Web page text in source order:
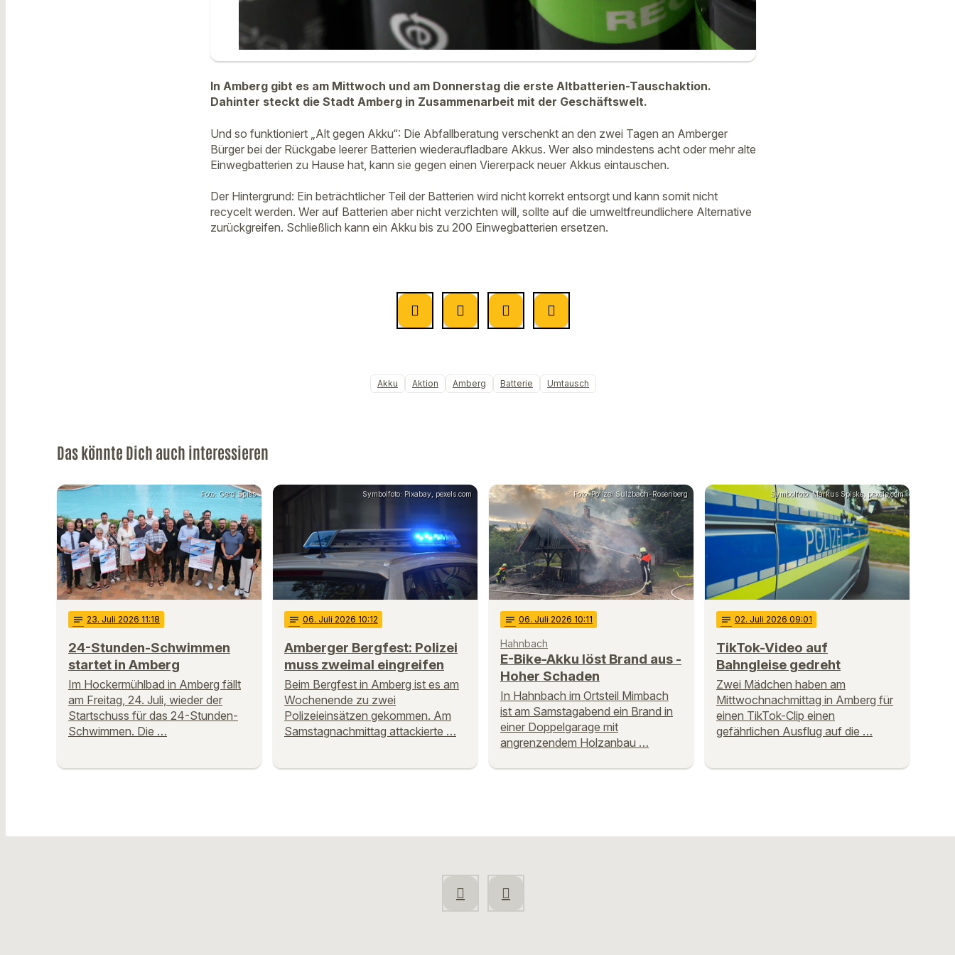
In Amberg gibt es am Mittwoch und am Donnerstag die erste Altbatterien-Tauschaktion.
Dahinter steckt die Stadt Amberg in Zusammenarbeit mit der Geschäftswelt.
Und so funktioniert „Alt gegen Akku“: Die Abfallberatung verschenkt an den zwei Tagen an Amberger
Bürger bei der Rückgabe leerer Batterien wiederaufladbare Akkus. Wer also mindestens acht oder mehr alte
Einwegbatterien zu Hause hat, kann sie gegen einen Viererpack neuer Akkus eintauschen.
Der Hintergrund: Ein beträchtlicher Teil der Batterien wird nicht korrekt entsorgt und kann somit nicht
recycelt werden. Wer auf Batterien aber nicht verzichten will, sollte auf die umweltfreundlichere Alternative
zurückgreifen. Schließlich kann ein Akku bis zu 200 Einwegbatterien ersetzen.
Akku Aktion Amberg Batterie Umtausch
Das könnte Dich auch interessieren
Foto: Gerd Spies
notes 23. Juli 2026 11:18
24-Stunden-Schwimmen
startet in Amberg
Im Hockermühlbad in Amberg fällt
am Freitag, 24. Juli, wieder der
Startschuss für das 24-Stunden-
Schwimmen. Die …
Symbolfoto: Pixabay, pexels.com
notes 06. Juli 2026 10:12
Amberger Bergfest: Polizei
muss zweimal eingreifen
Beim Bergfest in Amberg ist es am
Wochenende zu zwei
Polizeieinsätzen gekommen. Am
Samstagnachmittag attackierte …
Foto: Polizei Sulzbach-Rosenberg
notes 06. Juli 2026 10:11
Hahnbach
E-Bike-Akku löst Brand aus -
Hoher Schaden
In Hahnbach im Ortsteil Mimbach
ist am Samstagabend ein Brand in
einer Doppelgarage mit
angrenzendem Holzanbau …
Symbolfoto: Markus Spiske, pexels.com
notes 02. Juli 2026 09:01
TikTok-Video auf
Bahngleise gedreht
Zwei Mädchen haben am
Mittwochnachmittag in Amberg für
einen TikTok-Clip einen
gefährlichen Ausflug auf die …